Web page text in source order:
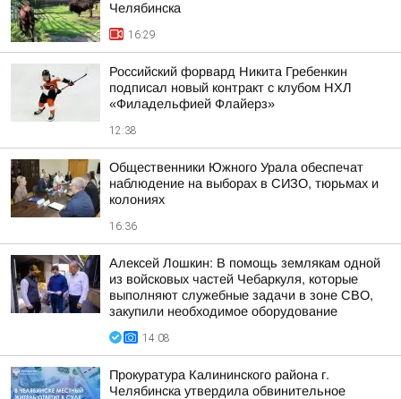
Челябинска
16:29
Российский форвард Никита Гребенкин
подписал новый контракт с клубом НХЛ
«Филадельфией Флайерз»
12:38
Общественники Южного Урала обеспечат
наблюдение на выборах в СИЗО, тюрьмах и
колониях
16:36
Алексей Лошкин: В помощь землякам одной
из войсковых частей Чебаркуля, которые
выполняют служебные задачи в зоне СВО,
закупили необходимое оборудование
14:08
Прокуратура Калининского района г.
Челябинска утвердила обвинительное